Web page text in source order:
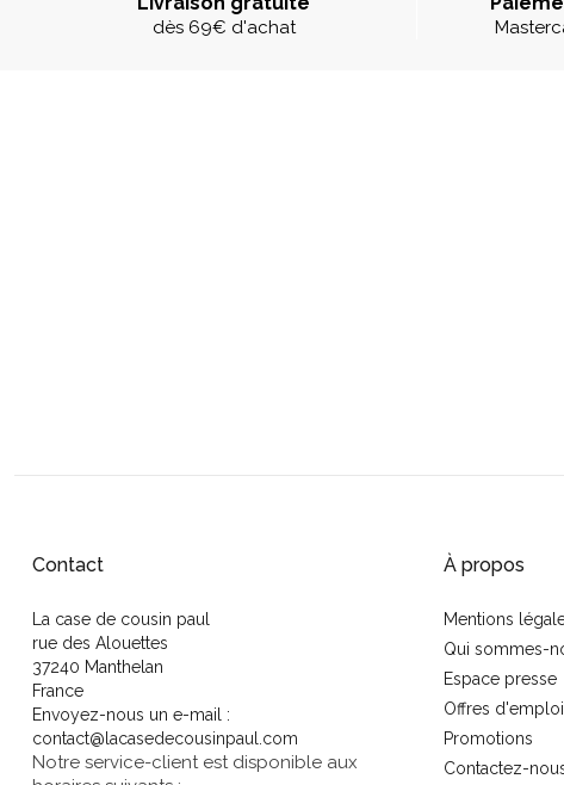
dès 69€ d'achat
Contact
La case de cousin paul
rue des Alouettes
37240 Manthelan
France
Envoyez-nous un e-mail :
contact@lacasedecousinpaul.com
Notre service-client est disponible aux
À propos
Mentions
Qui sommes-
Espace presse
Offres d'emploi
Promotions
Contactez-